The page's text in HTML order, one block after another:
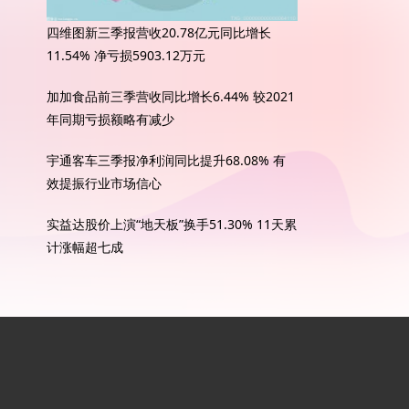
四维图新三季报营收20.78亿元同比增长
11.54% 净亏损5903.12万元
加加食品前三季营收同比增长6.44% 较2021
年同期亏损额略有减少
宇通客车三季报净利润同比提升68.08% 有
效提振行业市场信心
实益达股价上演“地天板”换手51.30% 11天累
计涨幅超七成